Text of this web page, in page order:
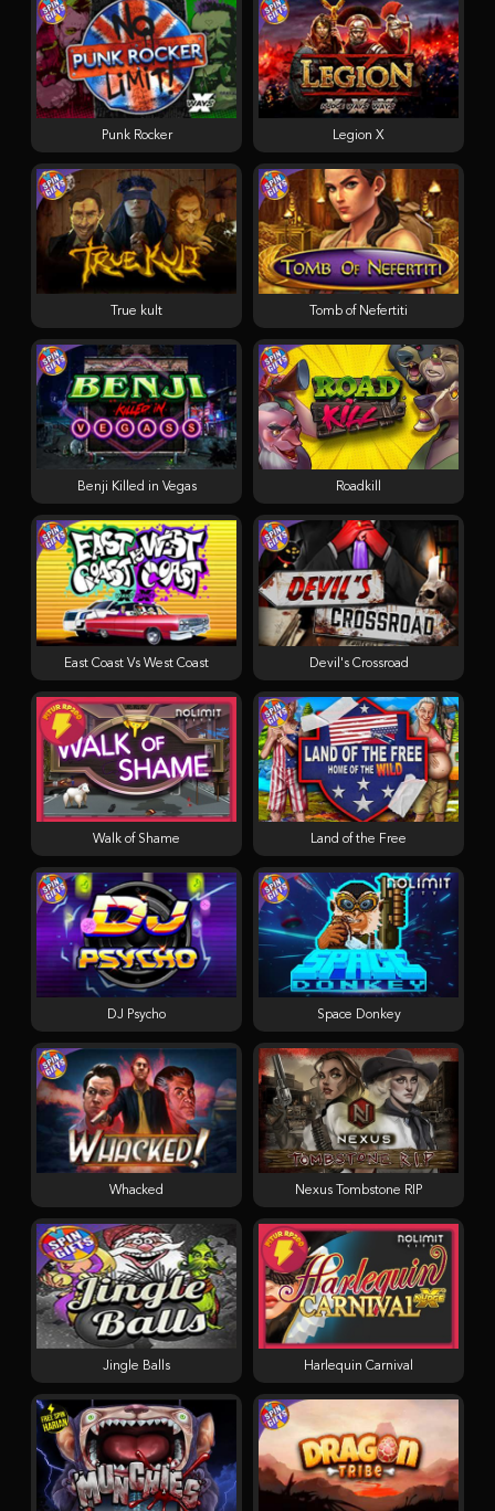
Nexus Tombstone RIP
Roadkill
Space Donkey
Land of the Free
Benji Killed in Vegas
Devil's Crossroad
Tomb of Nefertiti
Legion X
DJ Psycho
Punk Rocker
East Coast Vs West Coast
Whacked
Jingle Balls Harlequin Carnival
Walk of Shame
True kult